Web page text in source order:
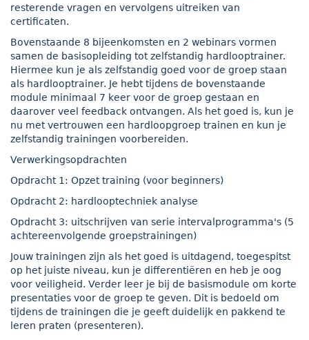
resterende vragen en vervolgens uitreiken van
certificaten.
Bovenstaande 8 bijeenkomsten en 2 webinars vormen
samen de basisopleiding tot zelfstandig hardlooptrainer.
Hiermee kun je als zelfstandig goed voor de groep staan
als hardlooptrainer. Je hebt tijdens de bovenstaande
module minimaal 7 keer voor de groep gestaan en
daarover veel feedback ontvangen. Als het goed is, kun je
nu met vertrouwen een hardloopgroep trainen en kun je
zelfstandig trainingen voorbereiden.
Verwerkingsopdrachten
Opdracht 1: Opzet training (voor beginners)
Opdracht 2: hardlooptechniek analyse
Opdracht 3: uitschrijven van serie intervalprogramma's (5
achtereenvolgende groepstrainingen)
Jouw trainingen zijn als het goed is uitdagend, toegespitst
op het juiste niveau, kun je differentiëren en heb je oog
voor veiligheid. Verder leer je bij de basismodule om korte
presentaties voor de groep te geven. Dit is bedoeld om
tijdens de trainingen die je geeft duidelijk en pakkend te
leren praten (presenteren).